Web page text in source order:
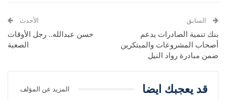
السابق
بنك تنمية الصادرات يدعم
أصحاب المشروعات والمبتكرين
ضمن مبادرة رواد النيل
الأحدث
حسن عبدالله.. رجل الأوقات
الصعبة
قد يعجبك ايضا المزيد عن المؤلف